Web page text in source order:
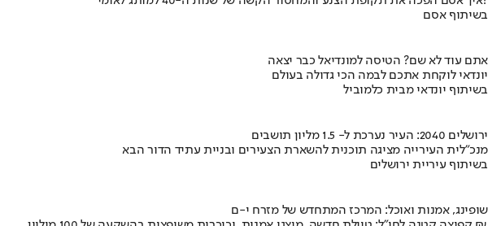
בשיתוף אסם
אתם עוד לא שם? הטיסה למונדיאל כבר יצאה
יונדאי לוקחת אתכם לבמה הכי גדולה בעולם
בשיתוף יונדאי מבית כלמוביל
ירושלים 2040: העיר נערכת ל- 1.5 מליון תושבים
מנכ"לית העירייה מציגה תוכנית להשארת הצעירים ובניית עתיד הדור הבא
בשיתוף עיריית ירושלים
שופינג, אמנות ואוכל: המרכז המתחדש של מזרח י-ם